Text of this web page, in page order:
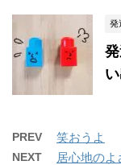
発
PREV 笑おうよ
NEXT 居心地のよ